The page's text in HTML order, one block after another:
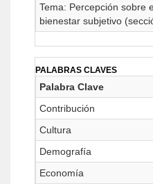
Tema: Percepción sobre
bienestar subjetivo
PALABRAS CLAVES
Palabra Clave
Contribución
Cultura
Demografía
Economía